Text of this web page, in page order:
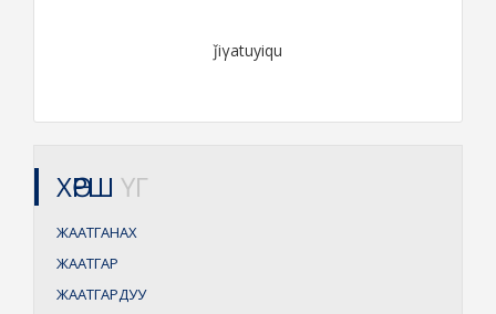
ǰiγatuyiqu
ХӨРШ ҮГ
ЖААТГАНАХ
ЖААТГАР
ЖААТГАРДУУ